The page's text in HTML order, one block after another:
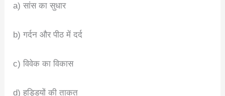
a) सांस का सुधार
b) गर्दन और पीठ में दर्द
c) विवेक का विकास
d) हड्डियों की ताकत